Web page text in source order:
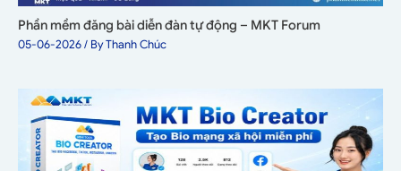
Phần mềm đăng bài diễn đàn tự động – MKT Forum
05-06-2026/ ByThanh Chúc